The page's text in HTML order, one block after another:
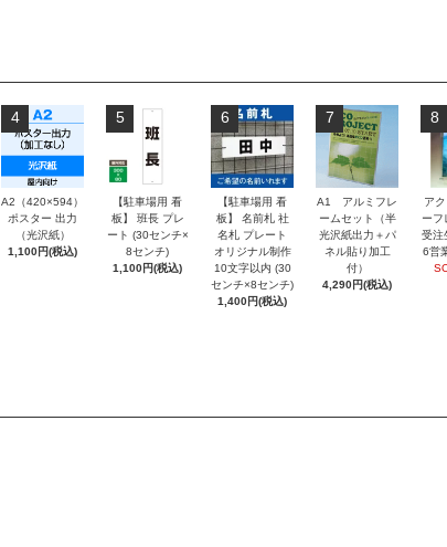
4
A2（420×594）
ポスター 出力
（光沢紙）
1,100円(税込)
5
【駐車場用 看
板】 班長 プレ
ート (30センチ×
8センチ)
1,100円(税込)
6
【駐車場用 看
板】 名前札 社
名札 プレート
オリジナル制作
10文字以内 (30
センチ×8センチ)
1,400円(税込)
7
A1 アルミフレ
ームセット（半
光沢紙出力＋パ
ネル貼り加工
付）
4,290円(税込)
8
ア
ー
受注
6営